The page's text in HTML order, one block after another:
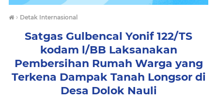
› Detak Internasional
Satgas Gulbencal Yonif 122/TS
kodam l/BB Laksanakan
Pembersihan Rumah Warga yang
Terkena Dampak Tanah Longsor di
Desa Dolok Nauli